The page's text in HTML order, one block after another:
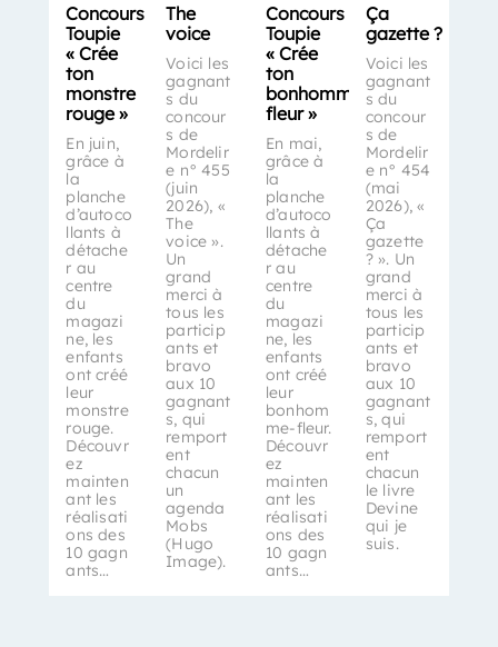
Concours
Toupie
« Crée
ton
monstre
rouge »
En juin,
grâce à
la
planche
d’autoco
llants à
détache
r au
centre
du
magazi
ne, les
enfants
ont créé
leur
monstre
rouge.
Découvr
ez
mainten
ant les
réalisati
ons des
10 gagn
ants…
The
voice
Voici les
gagnant
s du
concour
s de
Mordelir
e n° 455
(juin
2026), «
The
voice ».
Un
grand
merci à
tous les
particip
ants et
bravo
aux 10
gagnant
s, qui
remport
ent
chacun
un
agenda
Mobs
(Hugo
Image).
Concours
Toupie
« Crée
ton
bonhomme-
fleur »
En mai,
grâce à
la
planche
d’autoco
llants à
détache
r au
centre
du
magazi
ne, les
enfants
ont créé
leur
bonhom
me-fleur.
Découvr
ez
mainten
ant les
réalisati
ons des
10 gagn
ants…
Ça
gazette ?
Voici les
gagnant
s du
concour
s de
Mordelir
e n° 454
(mai
2026), «
Ça
gazette
? ». Un
grand
merci à
tous les
particip
ants et
bravo
aux 10
gagnant
s, qui
remport
ent
chacun
le livre
Devine
qui je
suis.